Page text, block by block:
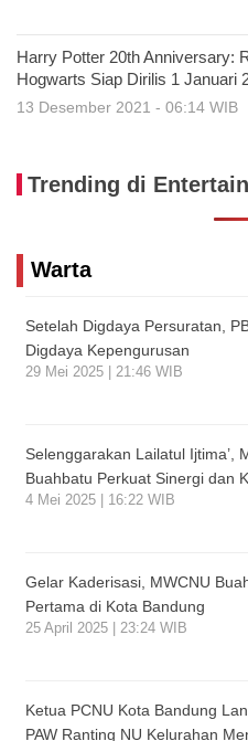
Harry Potter 20th Anniversary:
Hogwarts Siap Dirilis 1 Januari
13 Desember 2021 - 06:14 WIB
Trending di
Warta
Setelah Digdaya Persuratan,
Digdaya Kepengurusan
29 Mei 2025 | 21:46 WIB
Selenggarakan Lailatul Ijtima’,
Buahbatu Perkuat Sinergi dan
4 Mei 2025 | 16:22 WIB
Gelar Kaderisasi, MWCNU
Pertama di Kota Bandung
25 April 2025 | 23:24 WIB
Ketua PCNU Kota Bandung
PAW Ranting NU Kelurahan